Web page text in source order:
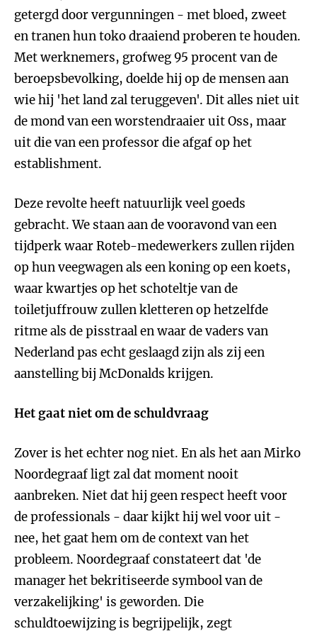
getergd door vergunningen - met bloed, zweet
en tranen hun toko draaiend proberen te houden.
Met werknemers, grofweg 95 procent van de
beroepsbevolking, doelde hij op de mensen aan
wie hij 'het land zal teruggeven'. Dit alles niet uit
de mond van een worstendraaier uit Oss, maar
uit die van een professor die afgaf op het
establishment.
Deze revolte heeft natuurlijk veel goeds
gebracht. We staan aan de vooravond van een
tijdperk waar Roteb-medewerkers zullen rijden
op hun veegwagen als een koning op een koets,
waar kwartjes op het schoteltje van de
toiletjuffrouw zullen kletteren op hetzelfde
ritme als de pisstraal en waar de vaders van
Nederland pas echt geslaagd zijn als zij een
aanstelling bij McDonalds krijgen.
Het gaat niet om de schuldvraag
Zover is het echter nog niet. En als het aan Mirko
Noordegraaf ligt zal dat moment nooit
aanbreken. Niet dat hij geen respect heeft voor
de professionals - daar kijkt hij wel voor uit -
nee, het gaat hem om de context van het
probleem. Noordegraaf constateert dat 'de
manager het bekritiseerde symbool van de
verzakelijking' is geworden. Die
schuldtoewijzing is begrijpelijk, zegt